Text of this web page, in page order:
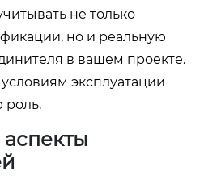
не только
но и реальную
в вашем проекте.
эксплуатации
роль.